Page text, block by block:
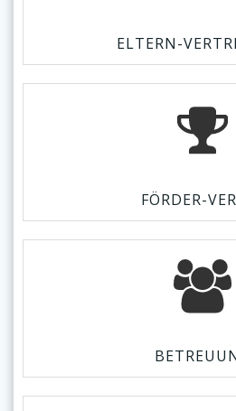
ELTERN-
FÖRDER-